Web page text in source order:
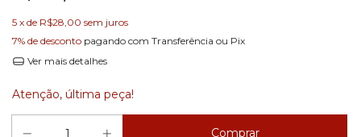
5 x de R$28,00 sem juros
7% de desconto pagando com Transferência ou Pix
Ver mais detalhes
Atenção, última peça!